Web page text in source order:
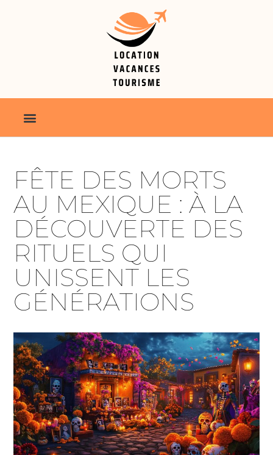
FÊTE DES MORTS
AU MEXIQUE : À LA
DÉCOUVERTE DES
RITUELS QUI
UNISSENT LES
GÉNÉRATIONS